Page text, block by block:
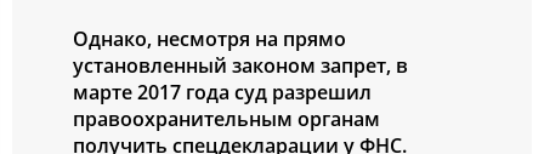
Однако, несмотря на прямо
установленный законом запрет, в
марте 2017 года суд разрешил
правоохранительным органам
получить спецдекларации у ФНС.